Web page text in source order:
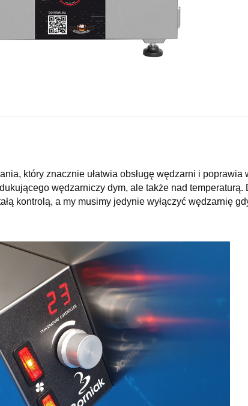
który znacznie ułatwia obsługę wędzarni i
wędzarniczy dym, ale także nad temperaturą.
kontrolą, a my musimy jedynie wyłączyć wędzarnię